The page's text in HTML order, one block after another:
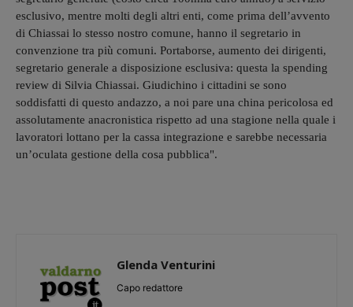
esclusivo, mentre molti degli altri enti, come prima dell’avvento
di Chiassai lo stesso nostro comune, hanno il segretario in
convenzione tra più comuni. Portaborse, aumento dei dirigenti,
segretario generale a disposizione esclusiva: questa la spending
review di Silvia Chiassai. Giudichino i cittadini se sono
soddisfatti di questo andazzo, a noi pare una china pericolosa ed
assolutamente anacronistica rispetto ad una stagione nella quale i
lavoratori lottano per la cassa integrazione e sarebbe necessaria
un’oculata gestione della cosa pubblica".
Glenda Venturini
Capo redattore